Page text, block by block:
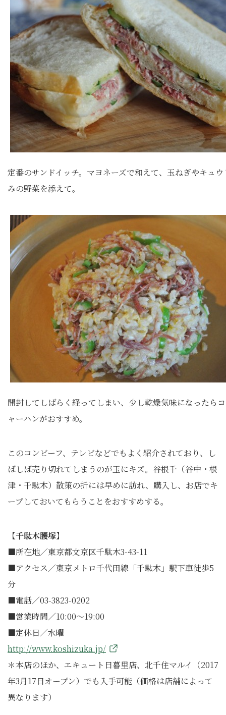
定番のサンドイッチ。マヨネーズで和えて、玉ねぎやキュ
みの野菜を添えて。
開封してしばらく経ってしまい、少し乾燥気味になったら
ャーハンがおすすめ。
このコンビーフ、テレビなどでもよく紹介されており、し
ばしば売り切れてしまうのが玉にキズ。谷根千（谷中・根
津・千駄木）散策の折には早めに訪れ、購入し、お店でキ
ープしておいてもらうことをおすすめする。
【千駄木腰塚】
■所在地／東京都文京区千駄木3-43-11
■アクセス／東京メトロ千代田線「千駄木」駅下車徒歩5
分
■電話／03-3823-0202
■営業時間／10:00～19:00
■定休日／水曜
http://www.koshizuka.jp/
＊本店のほか、エキュート日暮里店、北千住マルイ（2017
年3月17日オープン）でも入手可能（価格は店舗によって
異なります）